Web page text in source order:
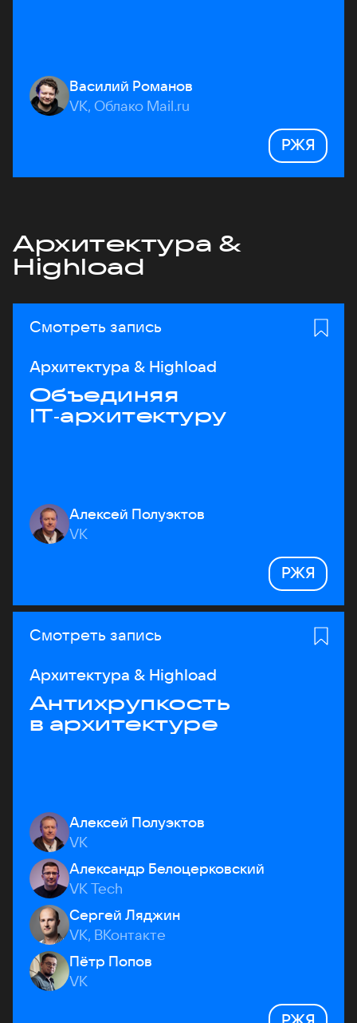
Василий Романов
VK, Облако Mail.ru
РЖЯ
Архитектура &
Highload
Смотреть запись
Архитектура & Highload
Объединяя
IT‑архитектуру
Алексей Полуэктов
VK
РЖЯ
Смотреть запись
Архитектура & Highload
Антихрупкость
в архитектуре
Алексей Полуэктов
VK
Александр Белоцерковский
VK Tech
Сергей Ляджин
VK, ВКонтакте
Пётр Попов
VK
РЖЯ